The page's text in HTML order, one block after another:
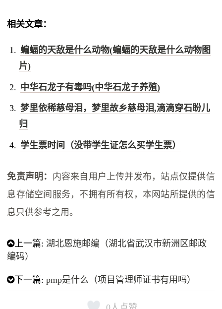
相关文章：
蝙蝠的天敌是什么动物(蝙蝠的天敌是什么动物图
片)
中华石龙子有毒吗(中华石龙子养殖)
梦里依稀慈母泪，梦里故乡慈母泪,滴滴穿石盼儿
归
学生票时间（没带学生证怎么买学生票）
免责声明： 内容来自用户上传并发布，站点仅提供信
息存储空间服务，不拥有所有权，本网站所提供的信
息只供参考之用。
上一篇: 湖北恩施邮编（湖北省武汉市新洲区邮政
编码）
下一篇:pmp是什么（项目管理师证书有用吗）